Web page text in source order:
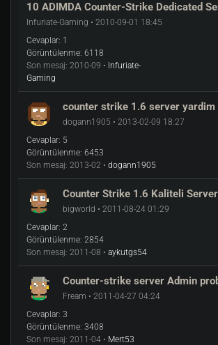
cd /home/cs1/
işleminden sonra
wget https:
oject/amxmodx/
1
/amxmodx-1.8.1 -base.tar.gz
wget https://garr
8.1 /amxmodx-
/home/cs1/cstrike
tar xfz /home/cs1/amxmodx-
r.gz
tar xfz /home/cs1/amxmodx-
tar.gz
Kodlarını yazdıktan sonra dosya
şimdi metamoda amxmodx'i tanıtalım
10 ADIMDA Counter-Strike Dedicated
Infuriate-Gaming • 2010-09-01 18:45
Cevaplar: 1
Görüntülenme: 6118
Son mesaj: 2010-09 • Infuriate-
Gaming
counter strike 1.6 server yardim
dogann1905 • 2013-02-09 18:27
Cevaplar: 5
Görüntülenme: 6453
Son mesaj: 2013-02 • dogann1905
Counter Strike 1.6 Kaliteli
bigworld • 2011-08-24 01:29
Cevaplar: 2
Görüntülenme: 2854
Son mesaj: 2011-08 • aykutgs54
Counter-strike server Admin
Fream • 2011-04-27 04:24
Cevaplar: 3
Görüntülenme: 3408
Son mesaj: 2011-04 • Mert53